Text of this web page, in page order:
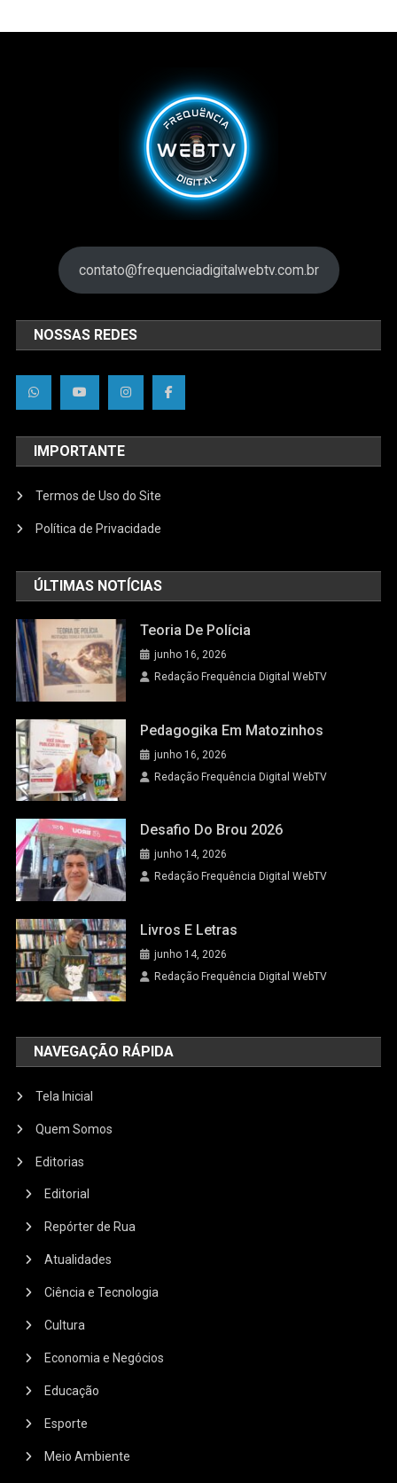
contato@frequenciadigitalwebtv.com.br
NOSSAS REDES
IMPORTANTE
Termos de Uso do Site
Política de Privacidade
ÚLTIMAS NOTÍCIAS
Teoria De Polícia
junho 16, 2026
Redação Frequência Digital WebTV
Pedagogika Em Matozinhos
junho 16, 2026
Redação Frequência Digital WebTV
Desafio Do Brou 2026
junho 14, 2026
Redação Frequência Digital WebTV
Livros E Letras
junho 14, 2026
Redação Frequência Digital WebTV
NAVEGAÇÃO RÁPIDA
Tela Inicial
Quem Somos
Editorias
Editorial
Repórter de Rua
Atualidades
Ciência e Tecnologia
Cultura
Economia e Negócios
Educação
Esporte
Meio Ambiente